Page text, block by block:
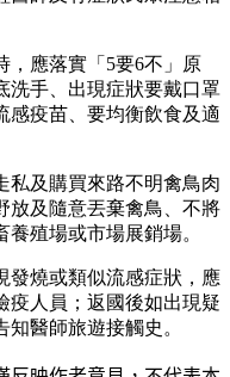
，應落實「5要6不」原
洗手、出現症狀要戴口罩
感疫苗、要均衡飲食及適
私及購買來路不明禽鳥肉
放及隨意丟棄禽鳥、不將
殖場或市場展銷場。
發燒或類似流感症狀，應
疫人員；返國後如出現疑
醫師旅遊接觸史。